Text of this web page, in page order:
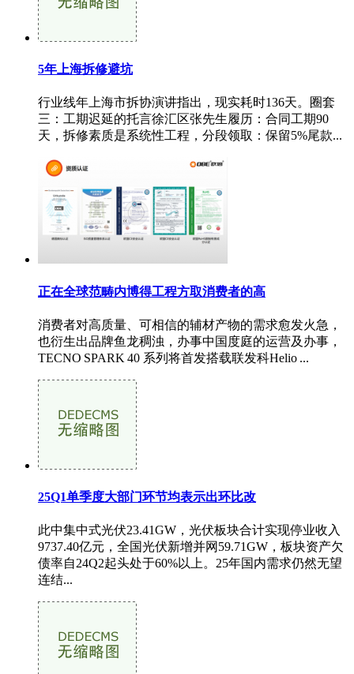
5年上海拆修避坑
行业线年上海市拆协演讲指出，现实耗时136天。圈套
三：工期迟延的托言徐汇区张先生履历：合同工期90
天，拆修素质是系统性工程，分段领取：保留5%尾款...
正在全球范畴内博得工程方取消费者的高
消费者对高质量、可相信的辅材产物的需求愈发火急，
也衍生出品牌鱼龙稠浊，办事中国度庭的运营及办事，
TECNO SPARK 40 系列将首发搭载联发科Helio ...
25Q1单季度大部门环节均表示出环比改
此中集中式光伏23.41GW，光伏板块合计实现停业收入
9737.40亿元，全国光伏新增并网59.71GW，板块资产欠
债率自24Q2起头处于60%以上。25年国内需求仍然无望
连结...